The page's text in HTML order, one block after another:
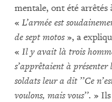
mentale, ont été arrêtés
« L’armée est
de sept motos», a
« Il y avait là trois
s’apprêtaient à présenter
soldats leur a dit ’’Ce
voulons, mais vous’’. » Ils